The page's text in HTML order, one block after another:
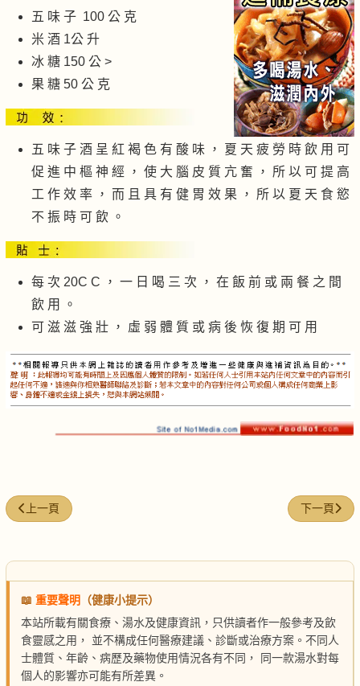
五 味 子 100 公 克
米 酒 1公 升
冰 糖 150 公 >
果 糖 50 公 克
五 味 子 酒 呈 紅 褐 色 有 酸 味 ， 夏 天 疲 勞 時 飲 用 可
促 進 中 樞 神 經 ， 使 大 腦 皮 質 亢 奮 ， 所 以 可 提 高
工 作 效 率 ， 而 且 具 有 健 胃 效 果 ， 所 以 夏 天 食 慾
不 振 時 可 飲 。
每 次 20C C ， 一 日 喝 三 次 ， 在 飯 前 或 兩 餐 之 間
飲 用 。
可 滋 滋 強 壯 ， 虛 弱 體 質 或 病 後 恢 復 期 可 用
上一篇文章: 何首烏酒
上一頁 下一篇文章
下一頁
📖 重要聲明
（健康小提示）
本站所載有關食療、湯水及健康資訊，只供讀者作一般參考及飲
食靈感之用， 並不構成任何醫療建議、診斷或治療方案。不同人
士體質、年齡、病歷及藥物使用情況各有不同， 同一款湯水對每
個人的影響亦可能有所差異。